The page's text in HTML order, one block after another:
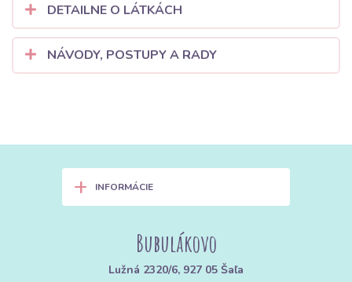
DETAILNE O LÁTKÁCH
NÁVODY, POSTUPY A RADY
+ INFORMÁCIE
Bubulákovo
Lužná 2320/6, 927 05 Šaľa